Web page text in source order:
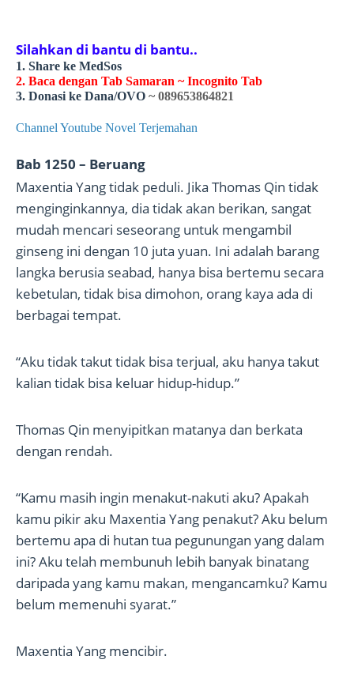
Silahkan di bantu di bantu..
1. Share ke MedSos
2. Baca dengan Tab Samaran ~ Incognito Tab
3. Donasi ke Dana/OVO ~ 089653864821
Channel Youtube Novel Terjemahan
Bab 1250 – Beruang
Maxentia Yang tidak peduli. Jika Thomas Qin tidak
menginginkannya, dia tidak akan berikan, sangat
mudah mencari seseorang untuk mengambil
ginseng ini dengan 10 juta yuan. Ini adalah barang
langka berusia seabad, hanya bisa bertemu secara
kebetulan, tidak bisa dimohon, orang kaya ada di
berbagai tempat.
“Aku tidak takut tidak bisa terjual, aku hanya takut
kalian tidak bisa keluar hidup-hidup.”
Thomas Qin menyipitkan matanya dan berkata
dengan rendah.
“Kamu masih ingin menakut-nakuti aku? Apakah
kamu pikir aku Maxentia Yang penakut? Aku belum
bertemu apa di hutan tua pegunungan yang dalam
ini? Aku telah membunuh lebih banyak binatang
daripada yang kamu makan, mengancamku? Kamu
belum memenuhi syarat.”
Maxentia Yang mencibir.